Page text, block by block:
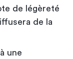
de légèreté
de la
une